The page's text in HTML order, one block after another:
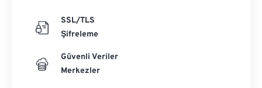
SSL/TLS
Şifreleme
Güvenli Veriler
Merkezler